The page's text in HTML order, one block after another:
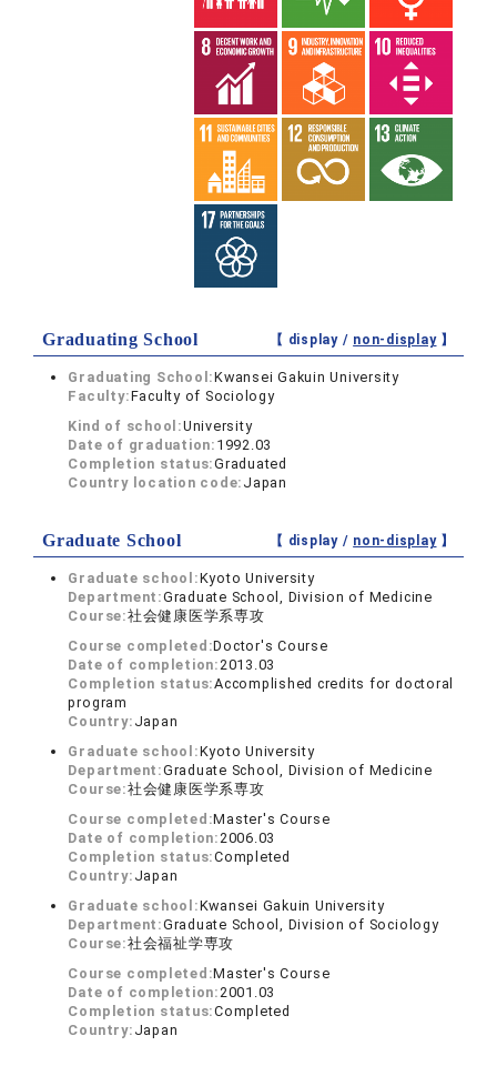
Graduating School 【 display / non-display】
Graduating School:Kwansei Gakuin University
Faculty:Faculty of Sociology
Kind of school:University
Date of graduation: 1992.03
Completion status:Graduated
Country location code: Japan
Graduate School 【 display / non-display】
Graduate school:Kyoto University
Department:Graduate School, Division of Medicine
Course:社会健康医学系専攻
Course completed:Doctor's Course
Date of completion:2013.03
Completion status:Accomplished credits for doctoral
program
Country: Japan
Graduate school:Kyoto University
Department:Graduate School, Division of Medicine
Course:社会健康医学系専攻
Course completed:Master's Course
Date of completion:2006.03
Completion status:Completed
Country: Japan
Graduate school:Kwansei Gakuin University
Department:Graduate School, Division of Sociology
Course:社会福祉学専攻
Course completed:Master's Course
Date of completion:2001.03
Completion status:Completed
Country: Japan